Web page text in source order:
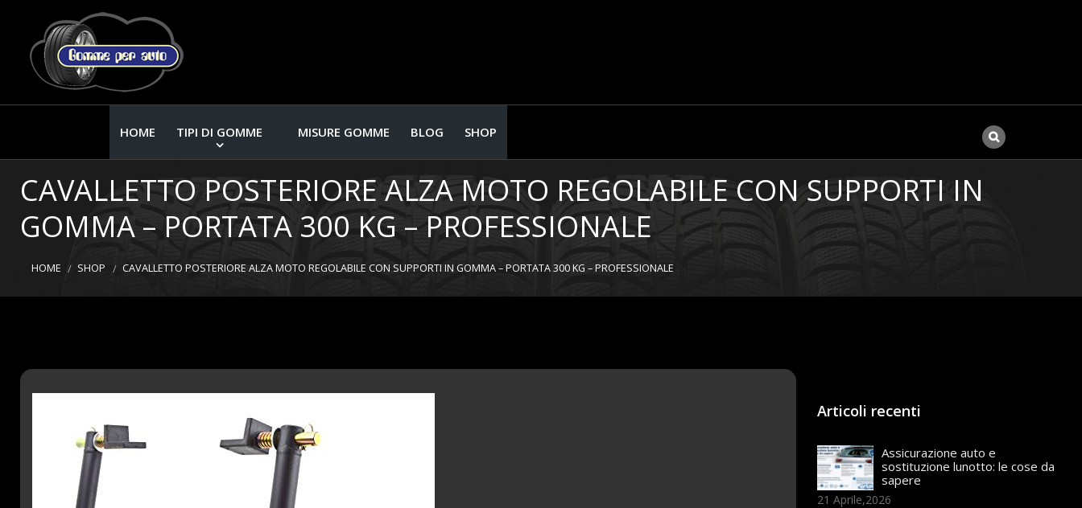
HOME TIPI DI GOMME MISURE GOMME BLOG SHOP
CAVALLETTO POSTERIORE ALZA MOTO REGOLABILE CON SUPPORTI IN
GOMMA – PORTATA 300 KG – PROFESSIONALE
HOME SHOP CAVALLETTO POSTERIORE ALZA MOTO REGOLABILE CON SUPPORTI IN GOMMA – PORTATA 300 KG – PROFESSIONALE
Articoli recenti
Assicurazione auto e
sostituzione lunotto: le cose da
sapere
21 Aprile,2026